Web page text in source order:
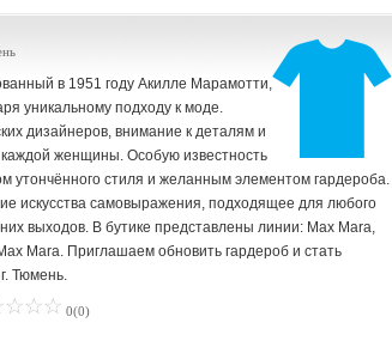
в 1951 году Акилле Марамотти,
уникальному подходу к моде.
дизайнеров, внимание к деталям и
каждой женщины. Особую известность
утончённого стиля и желанным элементом гардероба.
искусства самовыражения, подходящее для любого
выходов. В бутике представлены линии: Max Mara,
Mara. Приглашаем обновить гардероб и стать
Тюмень.
0(0)